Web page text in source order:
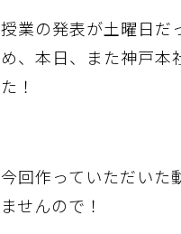
授業の発表が土曜日だ
め、本日、また神戸本
た！
今回作っていただいた
ませんので！